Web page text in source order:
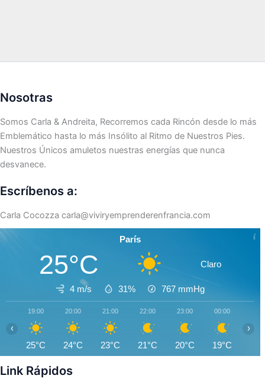
Nosotras
Somos Carla & Andreita, Recorremos cada Rincón desde lo más
Emblemático hasta lo más Insólito al Ritmo de Nuestros Pies.
Nuestros Únicos amuletos nuestras energías que nunca
desvanece.
Escríbenos a:
Carla Cocozza carla@viviryemprenderenfrancia.com
París
25°C Claro
4 m/s 31% 767 mmHg
19:00
25°C
20:00
24°C
21:00
23°C
22:00
21°C
23:00
20°C
00:00
19°C
‹ ›
Link Rápidos